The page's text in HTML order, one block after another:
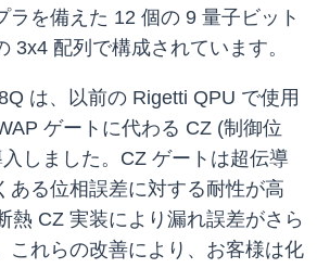
ラを備えた 12 個の 9 量子ビット
3x4 配列で構成されています。
は、以前の Rigetti QPU で使用
ゲートに代わる CZ (制御位
しました。CZ ゲートは超伝導
ある位相誤差に対する耐性が高
熱 CZ 実装により漏れ誤差がさら
これらの改善により、お客様は化